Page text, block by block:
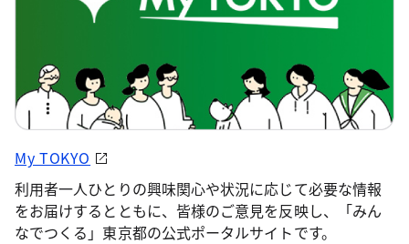
My TOKYO
利用者一人ひとりの興味関心や状況に応じて必要な情報
をお届けするとともに、皆様のご意見を反映し、「みん
なでつくる」東京都の公式ポータルサイトです。